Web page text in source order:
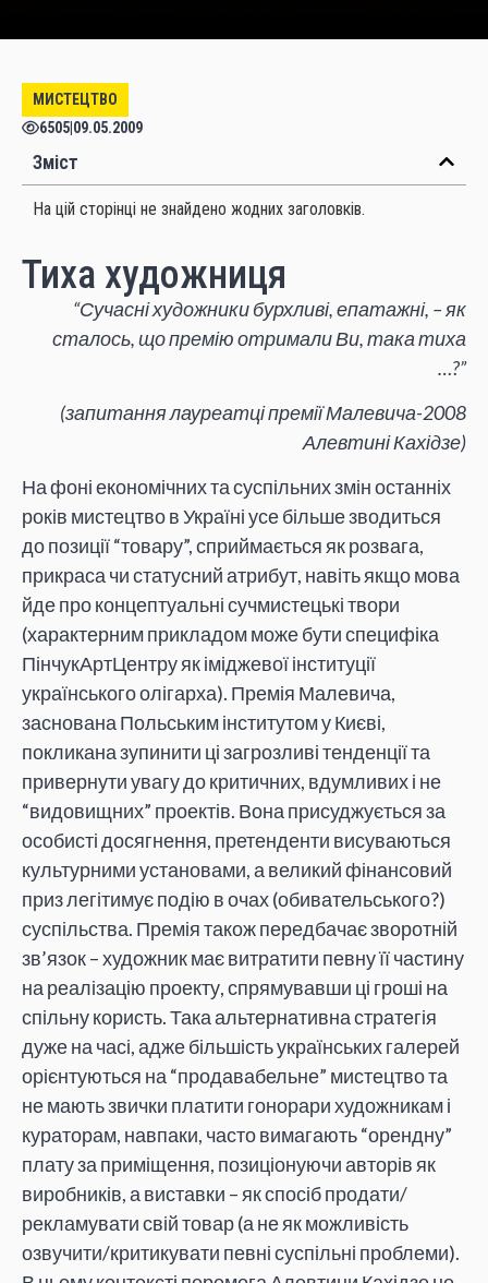
МИСТЕЦТВО
6505 09.05.2009
Зміст
На цій сторінці не знайдено жодних заголовків.
Тиха художниця
“Сучасні художники бурхливі, епатажні, – як
сталось, що премію отримали Ви, така тиха
…?”
(запитання лауреатці премії Малевича-2008
Алевтині Кахідзе)
На фоні економічних та суспільних змін останніх
років мистецтво в Україні усе більше зводиться
до позиції “товару”, сприймається як розвага,
прикраса чи статусний атрибут, навіть якщо мова
йде про концептуальні сучмистецькі твори
(характерним прикладом може бути специфіка
ПінчукАртЦентру як іміджевої інституції
українського олігарха). Премія Малевича,
заснована Польським інститутом у Києві,
покликана зупинити ці загрозливі тенденції та
привернути увагу до критичних, вдумливих і не
“видовищних” проектів. Вона присуджується за
особисті досягнення, претенденти висуваються
культурними установами, а великий фінансовий
приз легітимує подію в очах (обивательського?)
суспільства. Премія також передбачає зворотній
зв’язок – художник має витратити певну її частину
на реалізацію проекту, спрямувавши ці гроші на
спільну користь. Така альтернативна стратегія
дуже на часі, адже більшість українських галерей
орієнтуються на “продавабельне” мистецтво та
не мають звички платити гонорари художникам і
кураторам, навпаки, часто вимагають “орендну”
плату за приміщення, позиціонуючи авторів як
виробників, а виставки – як спосіб продати/
рекламувати свій товар (а не як можливість
озвучити/критикувати певні суспільні проблеми).